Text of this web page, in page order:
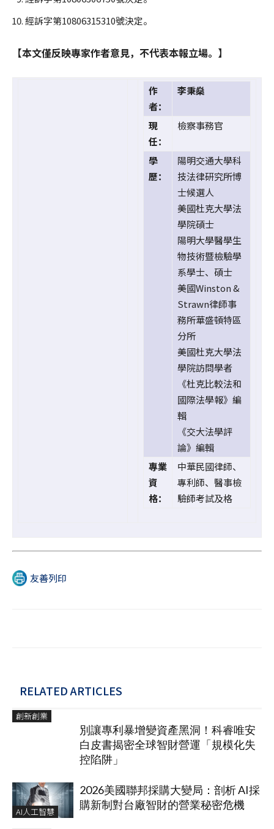
經訴字第10806315310號決定。
【本文僅反映專家作者意見，不代表本報立場。】
作
者：
李秉燊
現
任：
檢察事務官
學
歷：
陽明交通大學科
技法律研究所博
士候選人
美國杜克大學法
學院碩士
陽明大學醫學生
物技術暨檢驗學
系學士、碩士
美國Winston &
Strawn律師事
務所華盛頓特區
分所
美國杜克大學法
學院訪問學者
《杜克比較法和
國際法學報》編
輯
《交大法學評
論》編輯
專業
資
格：
中華民國律師、
專利師、醫事檢
驗師考試及格
友善列印
RELATED ARTICLES
創新創業
別讓專利暴增變資產黑洞！科睿唯安
白皮書揭密全球智財營運「規模化失
控陷阱」
AI人工智慧
2026美國聯邦採購大變局：剖析 AI採
購新制對台廠智財的營業秘密危機